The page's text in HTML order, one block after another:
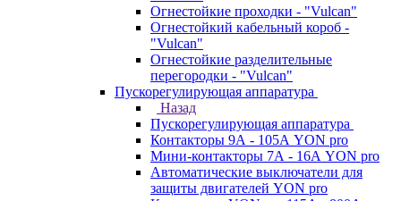
Огнестойкие проходки - "Vulcan"
Огнестойкий кабельный короб -
"Vulcan"
Огнестойкие разделительные
перегородки - "Vulcan"
Пускорегулирующая аппаратура
Назад
Пускорегулирующая аппаратура
Контакторы 9А - 105А YON pro
Мини-контакторы 7А - 16А YON pro
Автоматические выключатели для
защиты двигателей YON pro